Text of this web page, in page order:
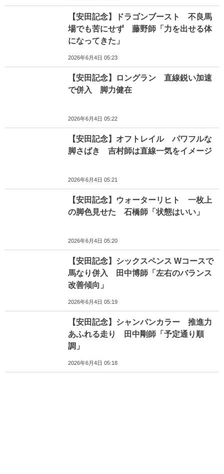
【安田記念】ドラゴンブースト 不良馬
場でも苦にせず 藤野師「力を出せる体
になってきた」
2026年6月4日 05:23
【安田記念】ロングラン 直線鋭い加速
で併入 脚力健在
2026年6月4日 05:22
【安田記念】オフトレイル パワフルな
脚さばき 吉村師は直線一気をイメージ
2026年6月4日 05:21
【安田記念】ウォーターリヒト 一枚上
の脚色見せた 石橋師「状態はいい」
2026年6月4日 05:20
【安田記念】シックスペンス Wコースで
馬なり併入 田中博師「左右のバランス
改善傾向」
2026年6月4日 05:19
【安田記念】シャンパンカラー 推進力
あふれる走り 田中剛師「予定通り順
調」
2026年6月4日 05:18